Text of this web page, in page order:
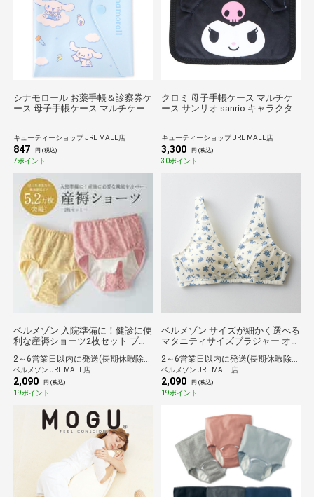
シナモロール お薬手帳＆診察券ケ
ース 母子手帳ケース マルチケー
キューティーショップ JRE MALL店
847 円 (税込)
7ポイント
クロミ 母子手帳ケース マルチケ
ース サンリオ sanrio キャラクタ
キューティーショップ JRE MALL店
3,300 円 (税込)
30ポイント
ベルメゾン 入院準備に！健診に便
利な産褥ショーツ2枚セット ブラ
ベルメゾン JRE MALL店
2,090 円 (税込)
19ポイント
ベルメゾン サイズが細かく選べる
マタニティサイズブラジャー オフ
ベルメゾン JRE MALL店
2,090 円 (税込)
19ポイント